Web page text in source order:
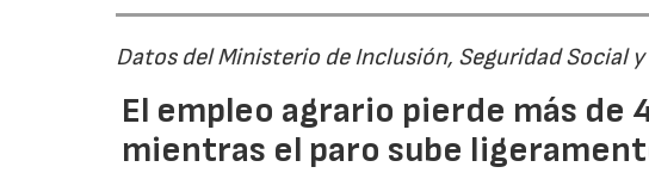
Datos del Ministerio de Inclusión, Seguridad Social
El empleo agrario pierde más de
mientras el paro sube